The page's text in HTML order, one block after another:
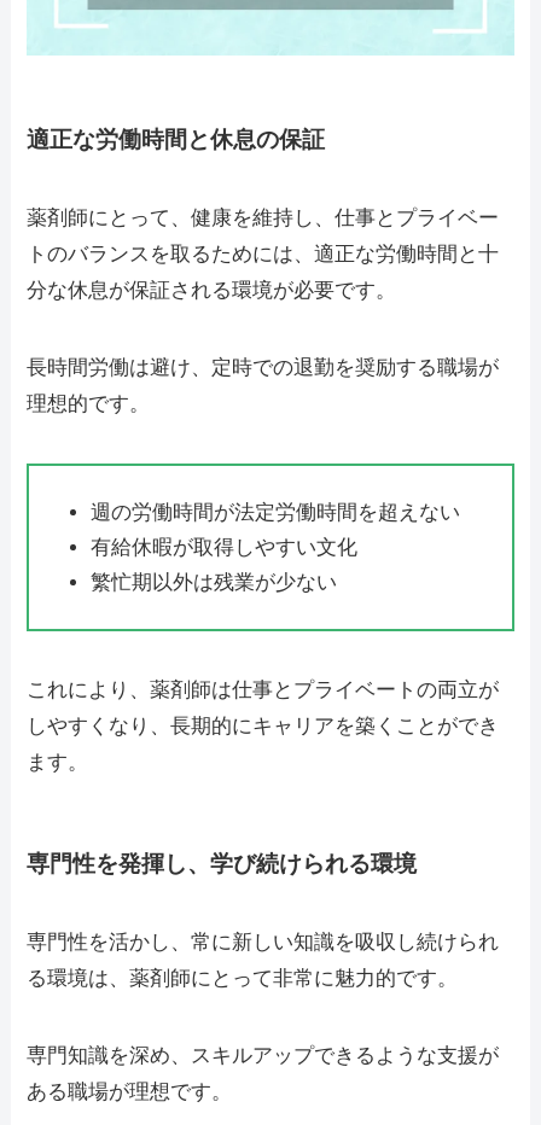
適正な労働時間と休息の保証
薬剤師にとって、健康を維持し、仕事とプライベー
トのバランスを取るためには、適正な労働時間と十
分な休息が保証される環境が必要です。
長時間労働は避け、定時での退勤を奨励する職場が
理想的です。
週の労働時間が法定労働時間を超えない
有給休暇が取得しやすい文化
繁忙期以外は残業が少ない
これにより、薬剤師は仕事とプライベートの両立が
しやすくなり、長期的にキャリアを築くことができ
ます。
専門性を発揮し、学び続けられる環境
専門性を活かし、常に新しい知識を吸収し続けられ
る環境は、薬剤師にとって非常に魅力的です。
専門知識を深め、スキルアップできるような支援が
ある職場が理想です。